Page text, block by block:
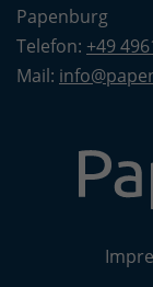
Papenburg
Telefon: +49
Mail: